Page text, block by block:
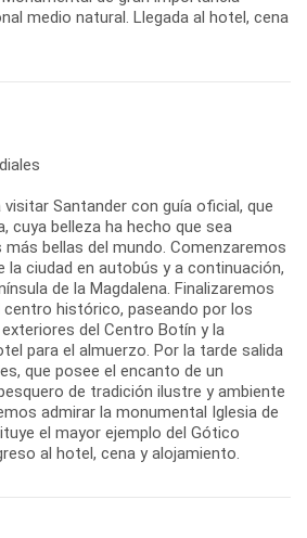
medio natural. Llegada al hotel, cena
visitar Santander con guía oficial, que
cuya belleza ha hecho que sea
más bellas del mundo. Comenzaremos
la ciudad en autobús y a continuación,
de la Magdalena. Finalizaremos
histórico, paseando por los
del Centro Botín y la
para el almuerzo. Por la tarde salida
que posee el encanto de un
de tradición ilustre y ambiente
admirar la monumental Iglesia de
el mayor ejemplo del Gótico
al hotel, cena y alojamiento.